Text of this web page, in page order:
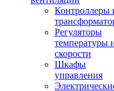
Контроллеры
Регуляторы
температуры
скорости
Шкафы
управления